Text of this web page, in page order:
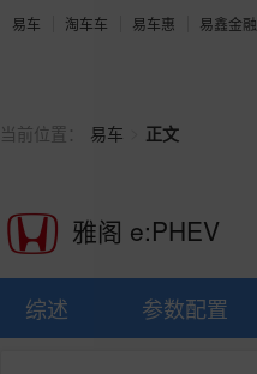
易车 淘车车 易车惠 易鑫金融
当前位置： 易车 正文
雅阁 e:PHEV
综述 参数配置